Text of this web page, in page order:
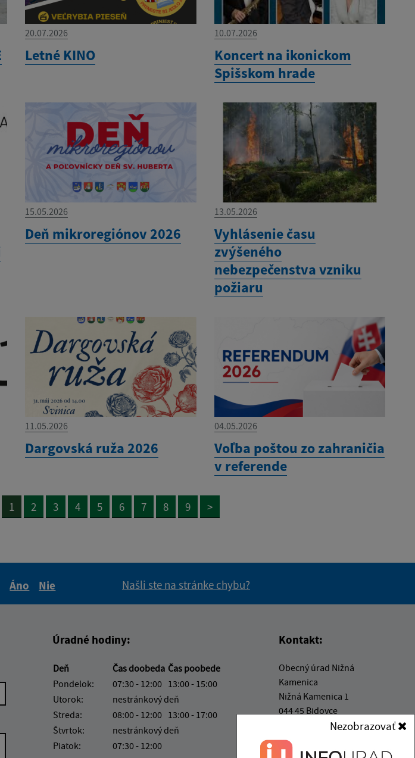
Nezobrazovať
20.07.2026
Letné KINO
10.07.2026
Koncert na ikonickom
Spišskom hrade
15.05.2026
Deň mikroregiónov 2026
13.05.2026
Vyhlásenie času
zvýšeného
nebezpečenstva vzniku
požiaru
11.05.2026
Dargovská ruža 2026
04.05.2026
Voľba poštou zo zahraničia
v referende
1 2 3 4 5 6 7 8 9 >
Áno
Nie
Našli ste na stránke chybu?
Úradné hodiny:
Deň Čas doobeda Čas poobede
Pondelok:
07:30 - 12:00 13:00 - 15:00
Utorok:
nestránkový deň
Streda:
08:00 - 12:00 13:00 - 17:00
Štvrtok:
nestránkový deň
Piatok:
07:30 - 12:00
Kontakt:
Obecný úrad Nižná
Kamenica
Nižná Kamenica 1
044 45 Bidovce
info@niznakamenica.sk
+421 55 69 65 523